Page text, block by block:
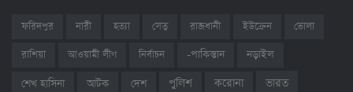
ফরিদপুর নারী হত্যা সেতু রাজধানী ইউক্রেন
ভোলা
রাশিয়া
আওয়ামী লীগ নির্বাচন -পাকিস্তান নড়াইল
শেখ হাসিনা আটক দেশ পুলিশ করোনা
ভারত